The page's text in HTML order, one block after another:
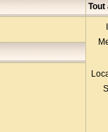
Tout